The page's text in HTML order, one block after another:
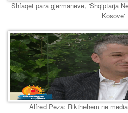
Shfaqet para gjermaneve, 'Shqiptarja
Kosove'
Alfred Peza: Rikthehem ne